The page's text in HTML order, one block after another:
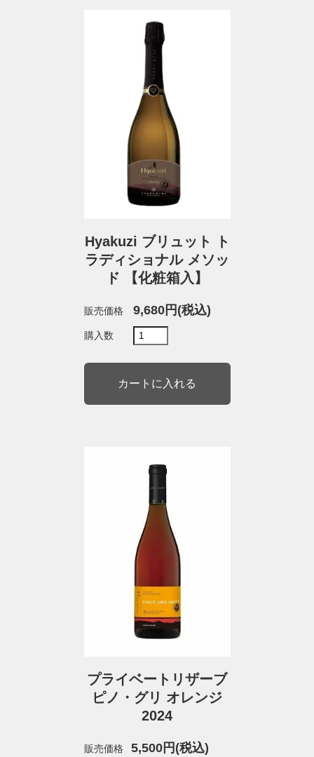
Hyakuzi ブリュット ト
ラディショナル メソッ
ド 【化粧箱入】
販売価格 9,680円(税込)
購入数
プライベートリザーブ
ピノ・グリ オレンジ
2024
販売価格 5,500円(税込)